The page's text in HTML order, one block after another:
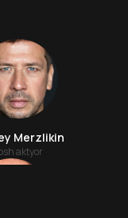
Merzlikin
aktyor